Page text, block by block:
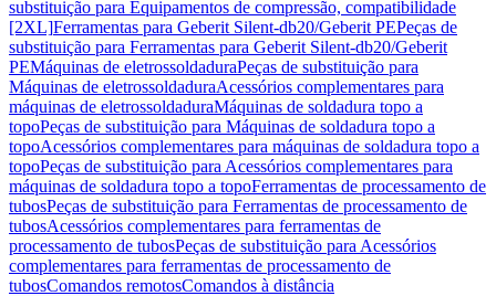
substituição para Equipamentos de compressão, compatibilidade
[2XL]Ferramentas para Geberit Silent-db20/Geberit PEPeças de
substituição para Ferramentas para Geberit Silent-db20/Geberit
PEMáquinas de eletrossoldaduraPeças de substituição para
Máquinas de eletrossoldaduraAcessórios complementares para
máquinas de eletrossoldaduraMáquinas de soldadura topo a
topoPeças de substituição para Máquinas de soldadura topo a
topoAcessórios complementares para máquinas de soldadura topo a
topoPeças de substituição para Acessórios complementares para
máquinas de soldadura topo a topoFerramentas de processamento de
tubosPeças de substituição para Ferramentas de processamento de
tubosAcessórios complementares para ferramentas de
processamento de tubosPeças de substituição para Acessórios
complementares para ferramentas de processamento de
tubosComandos remotosComandos à distância